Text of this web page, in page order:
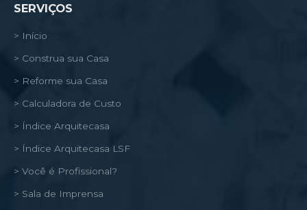
SERVIÇOS
> Início
> Construa sua Casa
> Reforme sua Casa
> Calculadora de Custo
> Índice Arquitecasa
> Índice Arquitecasa LSF
> Você é Profissional?
> Sala de Imprensa